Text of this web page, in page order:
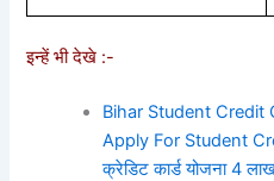
इन्हें भी देखे :-
Bihar Student Credit
Apply For Student
क्रेडिट कार्ड योजना 4